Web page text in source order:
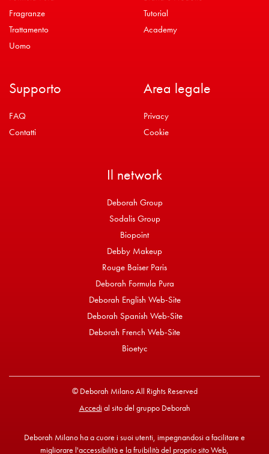
Fragranze
Trattamento
Uomo
Tutorial
Academy
Supporto
FAQ
Contatti
Area legale
Privacy
Cookie
Il network
Deborah Group
Sodalis Group
Biopoint
Debby Makeup
Rouge Baiser Paris
Deborah Formula Pura
Deborah English Web-Site
Deborah Spanish Web-Site
Deborah French Web-Site
Bioetyc
© Deborah Milano All Rights Reserved
Accedi al sito del gruppo Deborah
Deborah Milano ha a cuore i suoi utenti, impegnandosi a facilitare e
migliorare l'accessibilità e la fruibilità del proprio sito Web,